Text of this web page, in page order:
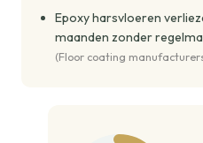
Epoxy harsvloeren
maanden zonder
(Floor coating